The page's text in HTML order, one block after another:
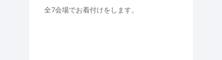
全7会場でお着付けをします。